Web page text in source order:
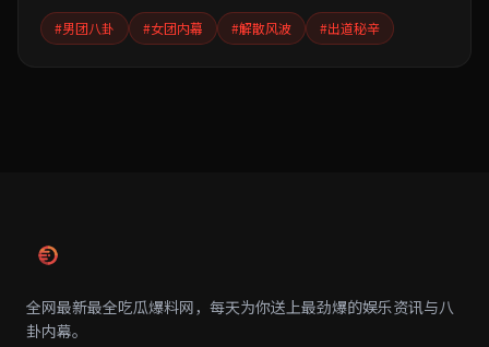
#男团八卦 #女团内幕 #解散风波 #出道秘辛
全网最新最全吃瓜爆料网，每天为你送上最劲爆的娱乐资讯与八
卦内幕。